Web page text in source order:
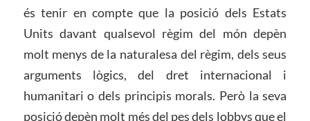
és tenir en compte que la posició dels Estats
Units davant qualsevol règim del món depèn
molt menys de la naturalesa del règim, dels seus
arguments lògics, del dret internacional i
humanitari o dels principis morals. Però la seva
posició depèn molt més del pes dels lobbys que el